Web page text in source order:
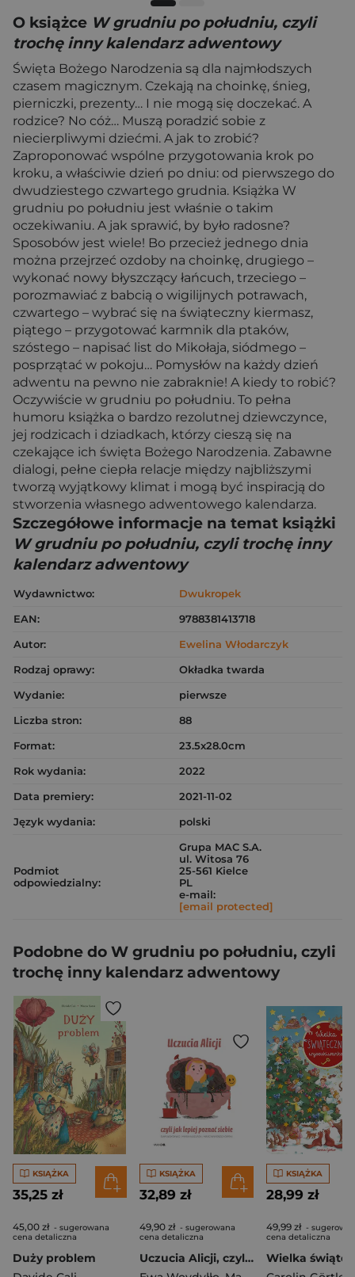
O książce W grudniu po południu, czyli
trochę inny kalendarz adwentowy
Święta Bożego Narodzenia są dla najmłodszych
czasem magicznym. Czekają na choinkę, śnieg,
pierniczki, prezenty… I nie mogą się doczekać. A
rodzice? No cóż… Muszą poradzić sobie z
niecierpliwymi dziećmi. A jak to zrobić?
Zaproponować wspólne przygotowania krok po
kroku, a właściwie dzień po dniu: od pierwszego do
dwudziestego czwartego grudnia. Książka W
grudniu po południu jest właśnie o takim
oczekiwaniu. A jak sprawić, by było radosne?
Sposobów jest wiele! Bo przecież jednego dnia
można przejrzeć ozdoby na choinkę, drugiego –
wykonać nowy błyszczący łańcuch, trzeciego –
porozmawiać z babcią o wigilijnych potrawach,
czwartego – wybrać się na świąteczny kiermasz,
piątego – przygotować karmnik dla ptaków,
szóstego – napisać list do Mikołaja, siódmego –
posprzątać w pokoju… Pomysłów na każdy dzień
adwentu na pewno nie zabraknie! A kiedy to robić?
Oczywiście w grudniu po południu. To pełna
humoru książka o bardzo rezolutnej dziewczynce,
jej rodzicach i dziadkach, którzy cieszą się na
czekające ich święta Bożego Narodzenia. Zabawne
dialogi, pełne ciepła relacje między najbliższymi
tworzą wyjątkowy klimat i mogą być inspiracją do
stworzenia własnego adwentowego kalendarza.
Szczegółowe informacje na temat książki
W grudniu po południu, czyli trochę inny
kalendarz adwentowy
Wydawnictwo:
Dwukropek
EAN:
9788381413718
Autor:
Ewelina Włodarczyk
Rodzaj oprawy:
Okładka twarda
Wydanie:
pierwsze
Liczba stron:
88
Format:
23.5x28.0cm
Rok wydania:
2022
Data premiery:
2021-11-02
Język wydania:
polski
Podmiot
odpowiedzialny:
Grupa MAC S.A.
ul. Witosa 76
25-561 Kielce
PL
e-mail:
[email protected]
Podobne do W grudniu po południu, czyli
trochę inny kalendarz adwentowy
KSIĄŻKA
35,25 zł
45,00 zł - sugerowana
cena detaliczna
Duży problem
KSIĄŻKA
32,89 zł
49,90 zł - sugerowana
cena detaliczna
Uczucia Alicji, czyli jak lepiej poznać siebie
KSIĄŻKA
28,99 zł
49,99 zł -
cena detaliczna